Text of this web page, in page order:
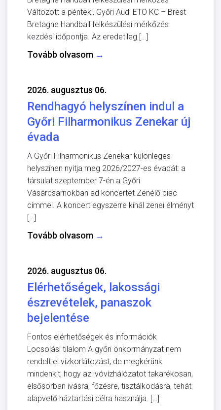
Változott a pénteki, Győri Audi ETO KC – Brest
Bretagne Handball felkészülési mérkőzés
kezdési időpontja. Az eredetileg […]
Tovább olvasom →
2026. augusztus 06.
Rendhagyó helyszínen indul a
Győri Filharmonikus Zenekar új
évada
A Győri Filharmonikus Zenekar különleges
helyszínen nyitja meg 2026/2027-es évadát: a
társulat szeptember 7-én a Győri
Vásárcsarnokban ad koncertet Zenélő piac
címmel. A koncert egyszerre kínál zenei élményt
[…]
Tovább olvasom →
2026. augusztus 06.
Elérhetőségek, lakossági
észrevételek, panaszok
bejelentése
Fontos elérhetőségek és információk
Locsolási tilalom A győri önkormányzat nem
rendelt el vízkorlátozást, de megkérünk
mindenkit, hogy az ivóvízhálózatot takarékosan,
elsősorban ivásra, főzésre, tisztálkodásra, tehát
alapvető háztartási célra használja. […]